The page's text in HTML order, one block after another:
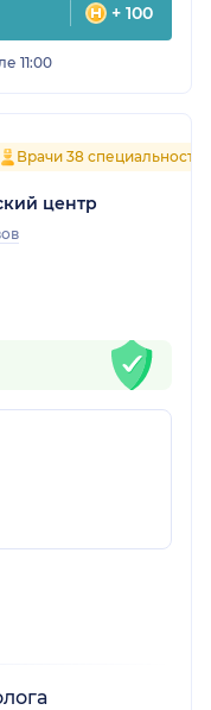
+ 100
11:00
Врачи 38
центр